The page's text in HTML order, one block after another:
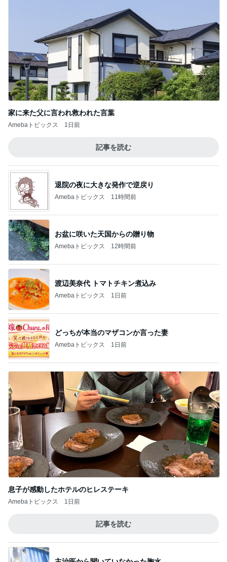
家に来た父に言われ救われた言葉
Amebaトピックス 1日前
記事を読む
退院の夜に大きな発作で逆戻り
Amebaトピックス 11時間前
お盆に咲いた天国からの贈り物
Amebaトピックス 12時間前
渡辺美奈代 トマトチキン煮込み
Amebaトピックス 1日前
どっちが本当のマザコンか言った妻
Amebaトピックス 1日前
息子が感動したホテルのヒレステーキ
Amebaトピックス 1日前
記事を読む